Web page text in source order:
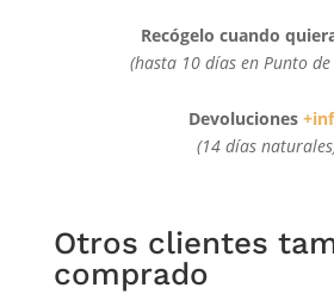
Recógelo cuando
(hasta 10 días en Punto
Devoluciones
(14 días
Otros clientes
comprado